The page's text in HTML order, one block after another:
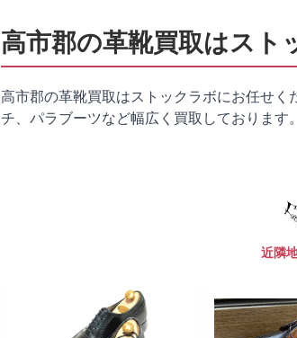
高市郡の革靴買取はスト
高市郡の革靴買取はストックラボにお任せ
チ、パラブーツなど幅広く買取しております
近隣